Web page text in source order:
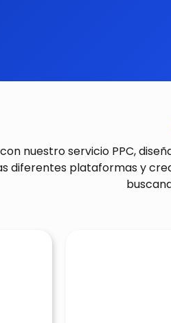
nuestro servicio PPC,
diferentes plataformas y